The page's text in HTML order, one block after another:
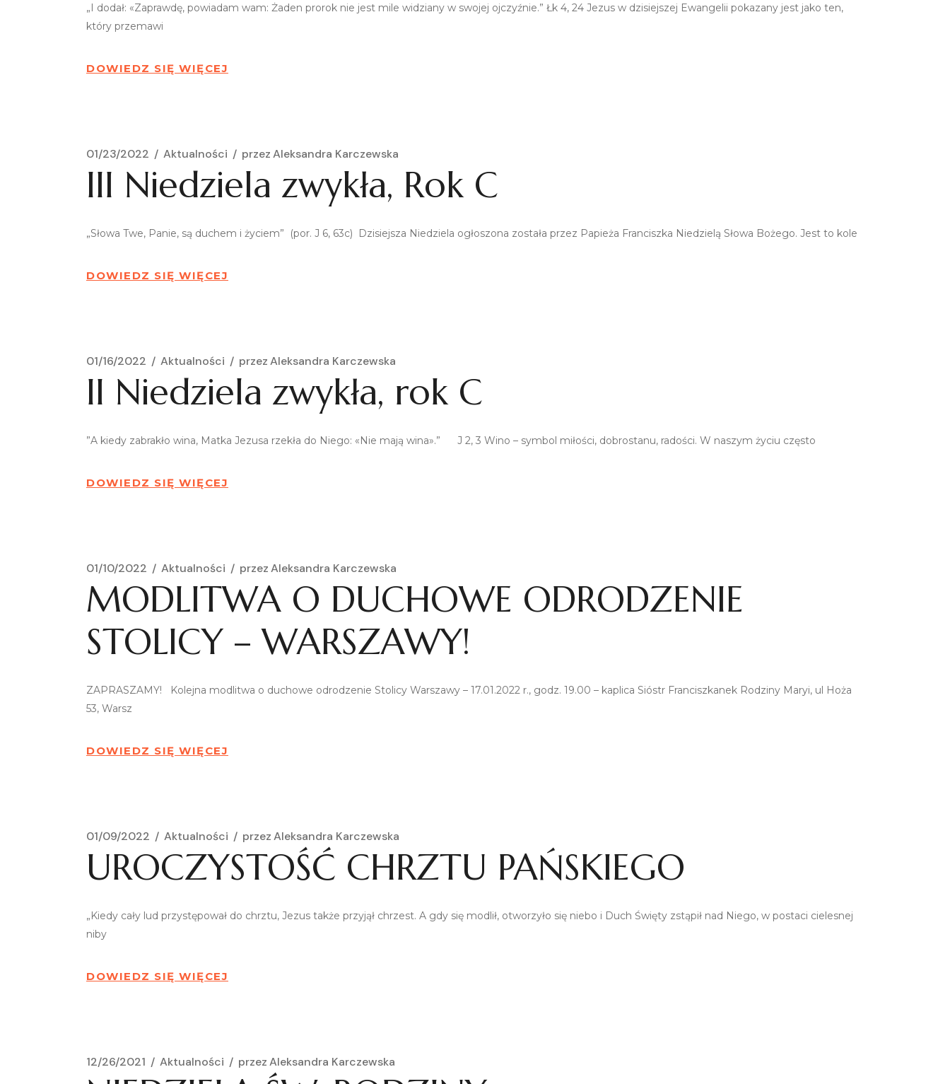
„I dodał: «Zaprawdę, powiadam wam: Żaden prorok nie jest mile widziany w swojej ojczyźnie.” Łk 4, 24 Jezus w dzisiejszej Ewangelii pokazany jest jako ten,
który przemawi
DOWIEDZ SIĘ WIĘCEJ
01/23/2022 Aktualności przezAleksandra Karczewska
III Niedziela zwykła, Rok C
„Słowa Twe, Panie, są duchem i życiem” (por. J 6, 63c) Dzisiejsza Niedziela ogłoszona została przez Papieża Franciszka Niedzielą Słowa Bożego. Jest to kole
DOWIEDZ SIĘ WIĘCEJ
01/16/2022 Aktualności przezAleksandra Karczewska
II Niedziela zwykła, rok C
”A kiedy zabrakło wina, Matka Jezusa rzekła do Niego: «Nie mają wina».” J 2, 3 Wino – symbol miłości, dobrostanu, radości. W naszym życiu często
DOWIEDZ SIĘ WIĘCEJ
01/10/2022 Aktualności przezAleksandra Karczewska
MODLITWA O DUCHOWE ODRODZENIE
STOLICY – WARSZAWY!
ZAPRASZAMY! Kolejna modlitwa o duchowe odrodzenie Stolicy Warszawy – 17.01.2022 r., godz. 19.00 – kaplica Sióstr Franciszkanek Rodziny Maryi, ul Hoża
53, Warsz
DOWIEDZ SIĘ WIĘCEJ
01/09/2022 Aktualności przezAleksandra Karczewska
UROCZYSTOŚĆ CHRZTU PAŃSKIEGO
„Kiedy cały lud przystępował do chrztu, Jezus także przyjął chrzest. A gdy się modlił, otworzyło się niebo i Duch Święty zstąpił nad Niego, w postaci cielesnej
niby
DOWIEDZ SIĘ WIĘCEJ
12/26/2021 Aktualności przezAleksandra Karczewska